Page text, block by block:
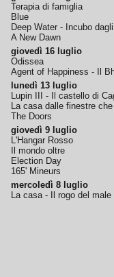
Terapia di famiglia
Blue
Deep Water - Incubo
A New Dawn
giovedì 16 luglio
Odissea
Agent of Happiness - Il
lunedì 13 luglio
Lupin III - Il castello di
La casa dalle finestre
The Doors
giovedì 9 luglio
L'Hangar Rosso
Il mondo oltre
Election Day
165' Mineurs
mercoledì 8 luglio
La casa - Il rogo del male